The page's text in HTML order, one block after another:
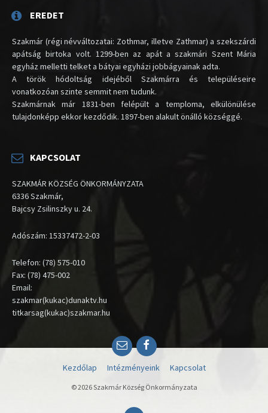
EREDET
Szakmár (régi névváltozatai: Zothmar, illetve Zathmar) a szekszárdi
apátság birtoka volt. 1299-ben az apát a szakmári Szent Mária
egyház melletti telket a bátyai egyházi jobbágyainak adta.
A török hódoltság idejéből Szakmárra és településeire
vonatkozóan szinte semmit nem tudunk.
Szakmárnak már 1831-ben felépült a temploma, elkülönülése
tulajdonképp ekkor kezdődik. 1897-ben alakult önálló községgé.
KAPCSOLAT
SZAKMÁR KÖZSÉG ÖNKORMÁNYZATA
6336 Szakmár,
Bajcsy Zsilinszky u. 24.
Adószám: 15337472-2-03
Telefon: (78) 575-010
Fax: (78) 475-002
Email:
szakmar(kukac)dunaktv.hu
titkarsag(kukac)szakmar.hu
EmailFacebook
Kezdőlap Intézményeink Kapcsolat
© 2026 Szakmár Község Önkormányzata